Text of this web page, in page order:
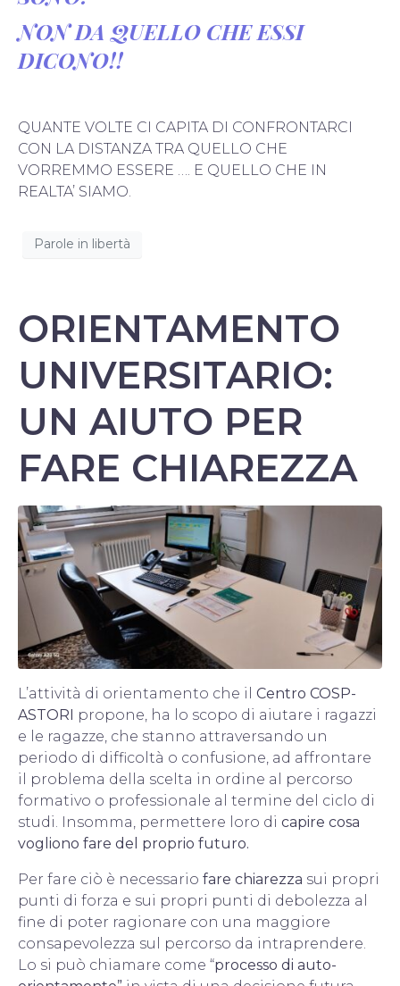
NON DA QUELLO CHE ESSI
DICONO!!
QUANTE VOLTE CI CAPITA DI CONFRONTARCI
CON LA DISTANZA TRA QUELLO CHE
VORREMMO ESSERE …. E QUELLO CHE IN
REALTA’ SIAMO.
Parole in libertà
ORIENTAMENTO
UNIVERSITARIO:
UN AIUTO PER
FARE CHIAREZZA
L’attività di orientamento che il Centro COSP-
ASTORI propone, ha lo scopo di aiutare i ragazzi
e le ragazze, che stanno attraversando un
periodo di difficoltà o confusione, ad affrontare
il problema della scelta in ordine al percorso
formativo o professionale al termine del ciclo di
studi. Insomma, permettere loro di capire cosa
vogliono fare del proprio futuro.
Per fare ciò è necessario fare chiarezza sui propri
punti di forza e sui propri punti di debolezza al
fine di poter ragionare con una maggiore
consapevolezza sul percorso da intraprendere.
Lo si può chiamare come “processo di auto-